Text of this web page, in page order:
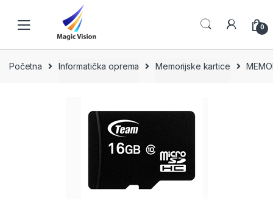
0
Početna Informatička oprema Memorijske kartice